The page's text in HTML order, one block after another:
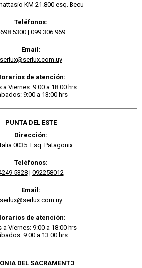
KM 21.800 esq. Becu
Teléfonos:
5300| 099 306 969
Email:
serlux@serlux.com.uy
de atención:
a Viernes: 9:00 a 18:00 hrs
9:00 a 13:00 hrs
PUNTA DEL ESTE
Dirección:
0035. Esq. Patagonia
Teléfonos:
5328| 092258012
Email:
serlux@serlux.com.uy
de atención:
a Viernes: 9:00 a 18:00 hrs
9:00 a 13:00 hrs
DEL SACRAMENTO